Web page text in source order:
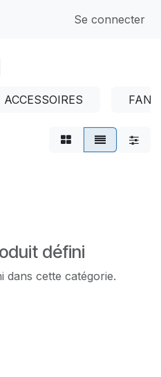
Se connecter
ACCESSOIRES FANS
défini
dans cette catégorie.